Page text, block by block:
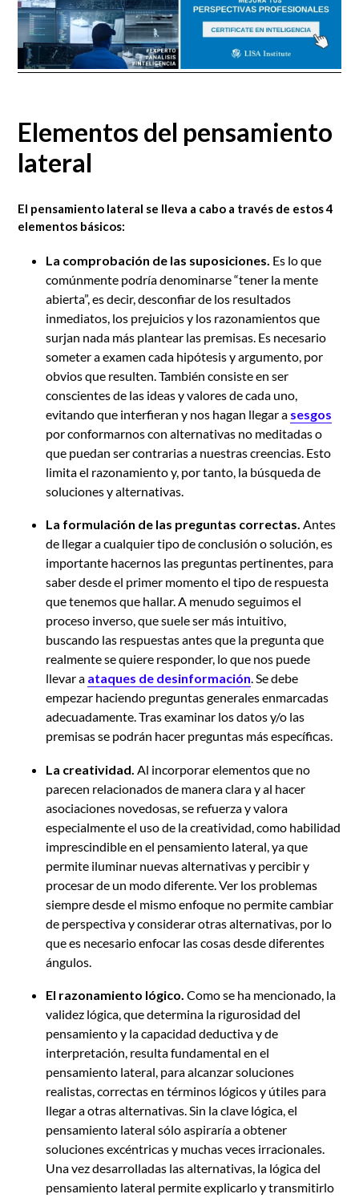
Elementos del pensamiento
lateral
El pensamiento lateral se lleva a cabo a través de estos 4
elementos básicos:
La comprobación de las suposiciones. Es lo que
comúnmente podría denominarse “tener la mente
abierta”, es decir, desconfiar de los resultados
inmediatos, los prejuicios y los razonamientos que
surjan nada más plantear las premisas. Es necesario
someter a examen cada hipótesis y argumento, por
obvios que resulten. También consiste en ser
conscientes de las ideas y valores de cada uno,
evitando que interfieran y nos hagan llegar a sesgos
por conformarnos con alternativas no meditadas o
que puedan ser contrarias a nuestras creencias. Esto
limita el razonamiento y, por tanto, la búsqueda de
soluciones y alternativas.
La formulación de las preguntas correctas. Antes
de llegar a cualquier tipo de conclusión o solución, es
importante hacernos las preguntas pertinentes, para
saber desde el primer momento el tipo de respuesta
que tenemos que hallar. A menudo seguimos el
proceso inverso, que suele ser más intuitivo,
buscando las respuestas antes que la pregunta que
realmente se quiere responder, lo que nos puede
llevar a ataques de desinformación. Se debe
empezar haciendo preguntas generales enmarcadas
adecuadamente. Tras examinar los datos y/o las
premisas se podrán hacer preguntas más específicas.
La creatividad. Al incorporar elementos que no
parecen relacionados de manera clara y al hacer
asociaciones novedosas, se refuerza y valora
especialmente el uso de la creatividad, como habilidad
imprescindible en el pensamiento lateral, ya que
permite iluminar nuevas alternativas y percibir y
procesar de un modo diferente. Ver los problemas
siempre desde el mismo enfoque no permite cambiar
de perspectiva y considerar otras alternativas, por lo
que es necesario enfocar las cosas desde diferentes
ángulos.
El razonamiento lógico. Como se ha mencionado, la
validez lógica, que determina la rigurosidad del
pensamiento y la capacidad deductiva y de
interpretación, resulta fundamental en el
pensamiento lateral, para alcanzar soluciones
realistas, correctas en términos lógicos y útiles para
llegar a otras alternativas. Sin la clave lógica, el
pensamiento lateral sólo aspiraría a obtener
soluciones excéntricas y muchas veces irracionales.
Una vez desarrolladas las alternativas, la lógica del
pensamiento lateral permite explicarlo y transmitirlo